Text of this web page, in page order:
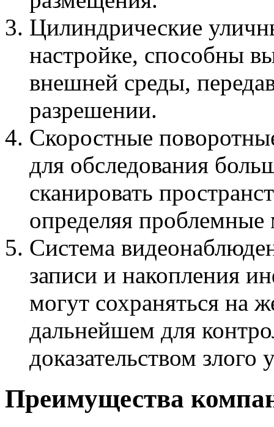
Цилиндрические
настройке, способны
внешней среды,
разрешении.
Скоростные
для обследования
сканировать
определяя проблемные
Система
записи и накопления
могут сохраняться на
дальнейшем для
доказательством злого
Преимущества